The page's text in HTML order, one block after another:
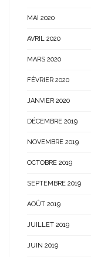
MAI 2020
AVRIL 2020
MARS 2020
FÉVRIER 2020
JANVIER 2020
DÉCEMBRE 2019
NOVEMBRE 2019
OCTOBRE 2019
SEPTEMBRE 2019
AOÛT 2019
JUILLET 2019
JUIN 2019